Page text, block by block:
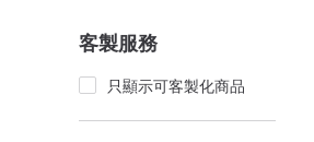
客製服務
只顯示可客製化商品